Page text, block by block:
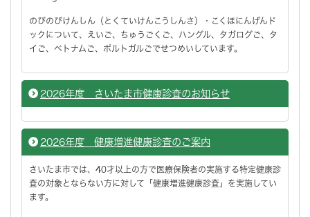
のびのびけんしん（とくていけんこうしんさ）・こくほにんげんド
ックについて、えいご、ちゅうごくご、ハングル、タガログご、タ
イご、ベトナムご、ポルトガルごでせつめいしています。
2026年度 さいたま市健康診査のお知らせ
2026年度 健康増進健康診査のご案内
さいたま市では、40才以上の方で医療保険者の実施する特定健康診
査の対象とならない方に対して「健康増進健康診査」を実施してい
ます。